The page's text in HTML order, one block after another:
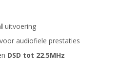
uitvoering
audiofiele prestaties
DSD tot 22.5MHz